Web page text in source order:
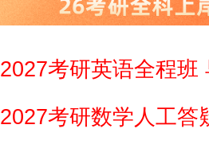
2027考研英语全程班
2027考研数学人工答